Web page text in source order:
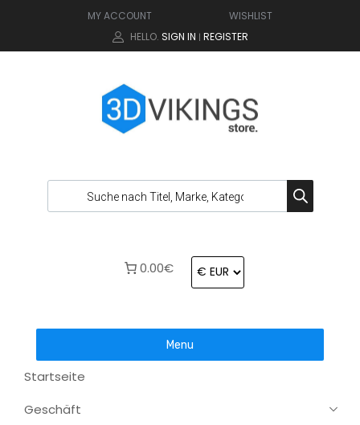
MY ACCOUNT
WISHLIST
HELLO. SIGN IN | REGISTER
0.00€
Menu
Startseite
Geschäft